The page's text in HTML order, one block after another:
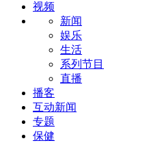
视频
新闻
娱乐
生活
系列节目
直播
播客
互动新闻
专题
保健